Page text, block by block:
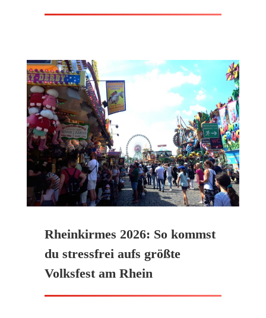
Rheinkirmes 2026: So kommst
du stressfrei aufs größte
Volksfest am Rhein